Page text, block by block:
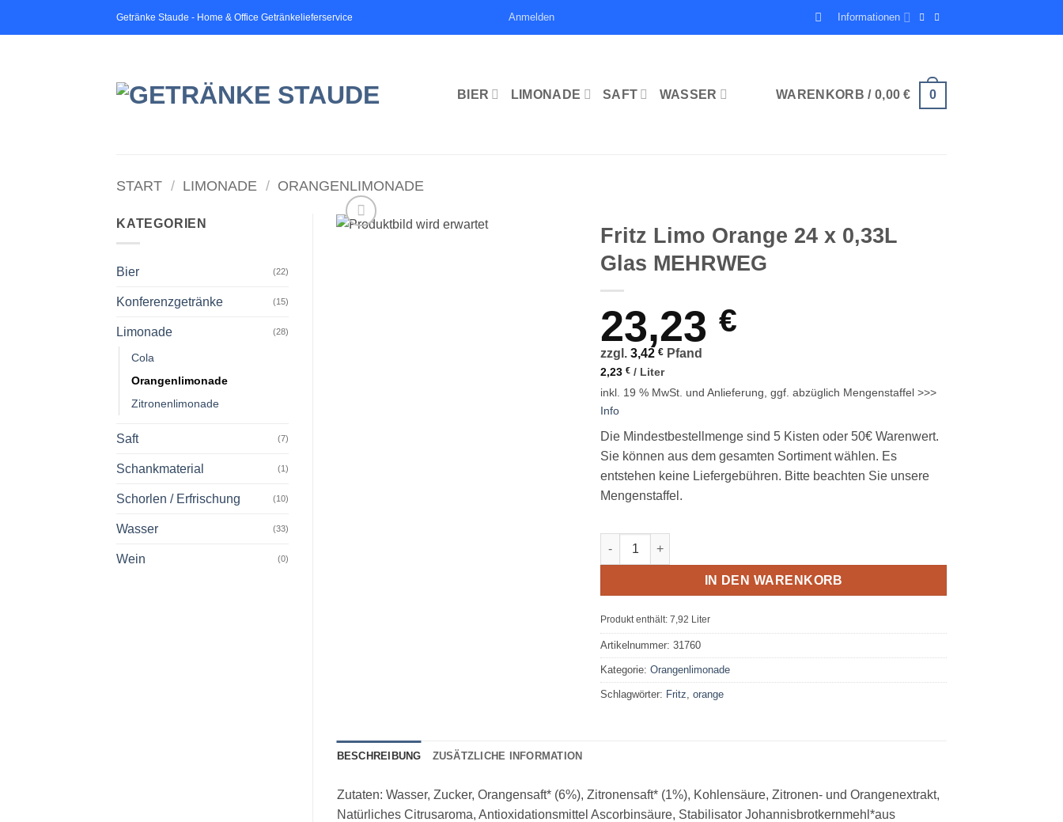
Getränke Staude - Home & Office Getränkelieferservice Anmelden Informationen
BIER LIMONADE SAFT WASSER WARENKORB / 0,00€ 0
START / LIMONADE / ORANGENLIMONADE
KATEGORIEN
Bier (22)
Konferenzgetränke (15)
Limonade (28)
Cola
Orangenlimonade
Zitronenlimonade
Saft (7)
Schankmaterial (1)
Schorlen / Erfrischung (10)
Wasser (33)
Wein (0)
Fritz Limo Orange 24 x 0,33L
Glas MEHRWEG
23,23€
zzgl.3,42€ Pfand
2,23€ / Liter
inkl. 19 % MwSt. und Anlieferung, ggf. abzüglich Mengenstaffel >>>
Info
Die Mindestbestellmenge sind 5 Kisten oder 50€ Warenwert.
Sie können aus dem gesamten Sortiment wählen. Es
entstehen keine Liefergebühren. Bitte beachten Sie unsere
Mengenstaffel.
IN DEN WARENKORB
Produkt enthält: 7,92 Liter
Artikelnummer:31760
Kategorie:Orangenlimonade
Schlagwörter: Fritz ,orange
BESCHREIBUNG ZUSÄTZLICHE INFORMATION
Zutaten: Wasser, Zucker, Orangensaft* (6%), Zitronensaft* (1%), Kohlensäure, Zitronen- und Orangenextrakt,
Natürliches Citrusaroma, Antioxidationsmittel Ascorbinsäure, Stabilisator Johannisbrotkernmehl*aus